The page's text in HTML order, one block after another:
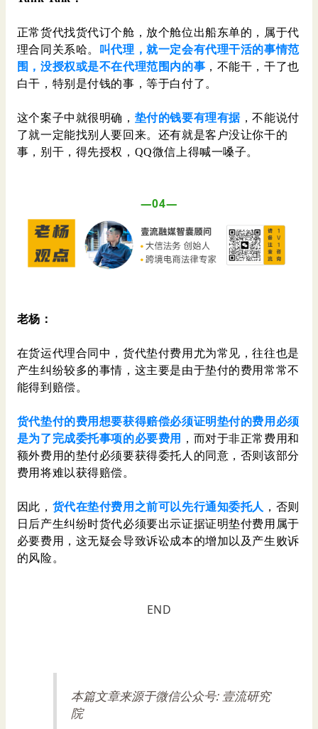
正常货代找货代订个舱，放个舱位出船东单的，属于代
理合同关系哈。
叫代理，就一定会有代理干活的事情范
围，没授权或是不在代理范围内的事 ，不能干，干了也
白干，特别是付钱的事，等于白付了。
这个案子中就很明确， 垫付的钱要有理有据，不能说付
了就一定能找别人要回来。还有就是客户没让你干的
事，别干，得先授权，QQ微信上得喊一嗓子。
—04—
老杨：
在货运代理合同中，货代垫付费用尤为常见，往往也是
产生纠纷较多的事情，这主要是由于垫付的费用常常不
能得到赔偿。
货代垫付的费用想要获得赔偿必须证明垫付的费用必须
是为了完成委托事项的必要费用
，而对于非正常费用和
额外费用的垫付必须要获得委托人的同意，否则该部分
费用将难以获得赔偿。
因此， 货代在垫付费用之前可以先行通知委托人 ，否则
日后产生纠纷时货代必须要出示证据证明垫付费用属于
必要费用，这无疑会导致诉讼成本的增加以及产生败诉
的风险。
END
本篇文章来源于微信公众号: 壹流研究
院